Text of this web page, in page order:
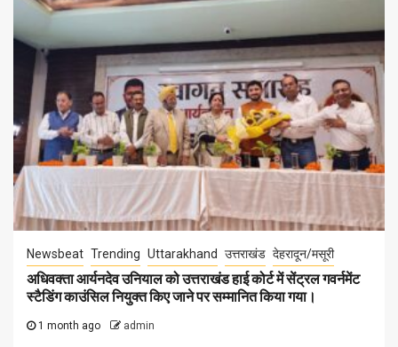
Newsbeat Trending Uttarakhand उत्तराखंड देहरादून/मसूरी
अधिवक्ता आर्यनदेव उनियाल को उत्तराखंड हाई कोर्ट में सेंट्रल गवर्नमेंट
स्टैडिंग काउंसिल नियुक्त किए जाने पर सम्मानित किया गया।
1 month ago admin